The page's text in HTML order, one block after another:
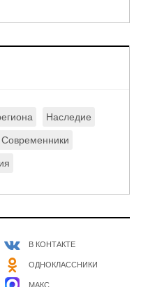
Наследие
Современники
В КОНТАКТЕ
ОДНОКЛАССНИКИ
МАКС